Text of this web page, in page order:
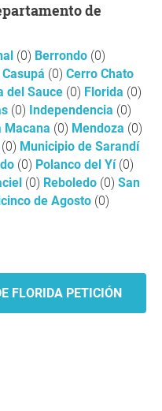
(0) Berrondo (0)
Casupá (0) Cerro Chato
del Sauce (0) Florida (0)
(0) Independencia (0)
Macana (0) Mendoza (0)
(0) Municipio de Sarandí
(0) Polanco del Yí (0)
(0) Reboledo (0) San
de Agosto (0)
FLORIDA PETICIÓN